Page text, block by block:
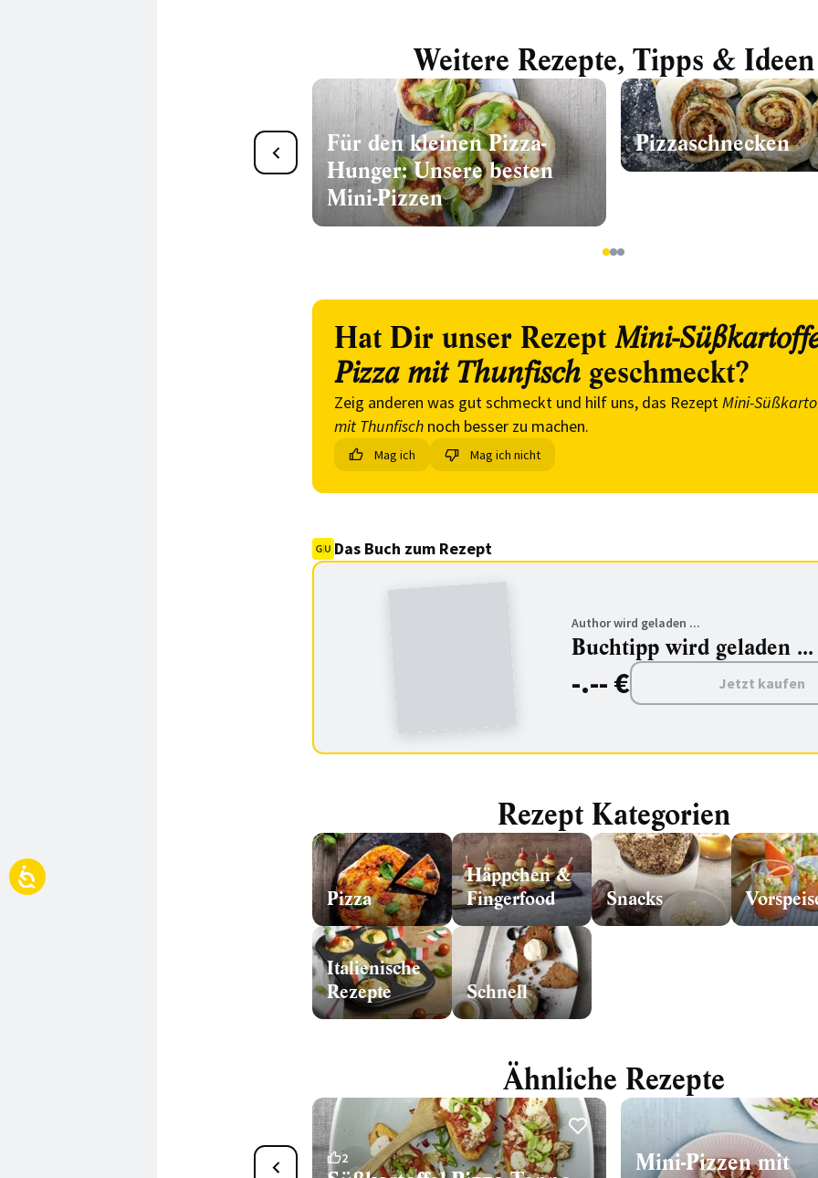
Weitere Rezepte, Tipps & Ideen
Gebackene Süßkartoffeln:
34 Rezepte aus dem Ofen
Für den kleinen Pizza-
Hunger: Unsere besten
Mini-Pizzen
Pizzaschnecken
123
Hat Dir unser Rezept Mini-
Pizza mit Thunfisch geschmeckt?
Zeig anderen was gut schmeckt und hilf uns, das RezeptMini-
mit Thunfisch noch besser zu machen.
Mag ich Mag ich nicht
Das Buch zum Rezept
Author wird geladen ...
Buchtipp wird geladen ...
-.-- € Jetzt kaufen
Rezept Kategorien
Pizza
Häppchen &
Fingerfood
Snacks
Italienische
Rezepte
Schnell
Ähnliche Rezepte
2
Mini-Pizzen mit